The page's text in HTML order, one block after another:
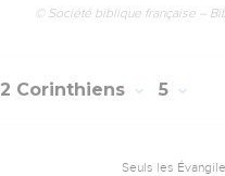
© Société biblique française –
2 Corinthiens 5
Seuls les